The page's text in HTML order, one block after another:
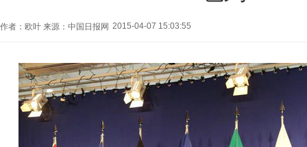
作者：欧叶 来源：中国日报网 2015-04-07 15:03:55